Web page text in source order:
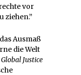
vor
ziehen.”
Ausmaß
die Welt
Global Justice